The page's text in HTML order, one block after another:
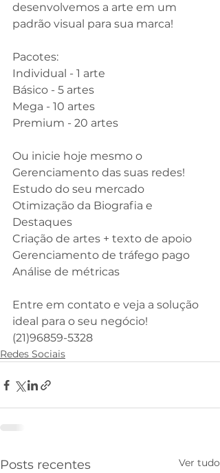
desenvolvemos a arte em um
padrão visual para sua marca!
Pacotes:
Individual - 1 arte
Básico - 5 artes
Mega - 10 artes
Premium - 20 artes
Ou inicie hoje mesmo o
Gerenciamento das suas redes!
Estudo do seu mercado
Otimização da Biografia e
Destaques
Criação de artes + texto de apoio
Gerenciamento de tráfego pago
Análise de métricas
Entre em contato e veja a solução
ideal para o seu negócio!
(21)96859-5328
Redes Sociais
Posts recentes Ver tudo